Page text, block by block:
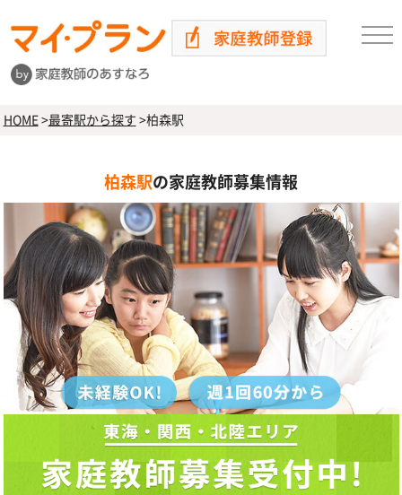
HOME>最寄駅から探す >柏森駅
柏森駅の家庭教師募集情報